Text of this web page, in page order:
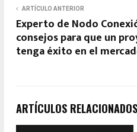
ARTÍCULO ANTERIOR
Experto de Nodo
consejos para que un
tenga éxito en el
ARTÍCULOS RELACIONADOS